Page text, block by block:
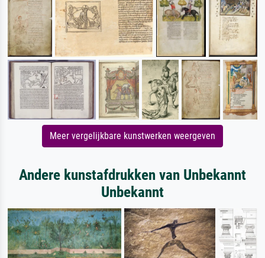
Meer vergelijkbare kunstwerken weergeven
Andere kunstafdrukken van Unbekannt
Unbekannt